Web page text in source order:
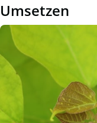
Umsetzen